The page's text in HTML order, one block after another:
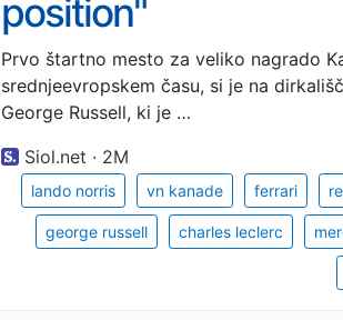
position"
Prvo štartno mesto za veliko nagrado
srednjeevropskem času, si je na
George Russell, ki je …
Siol.net · 2M
lando norris vn kanade ferrari
george russell charles leclerc